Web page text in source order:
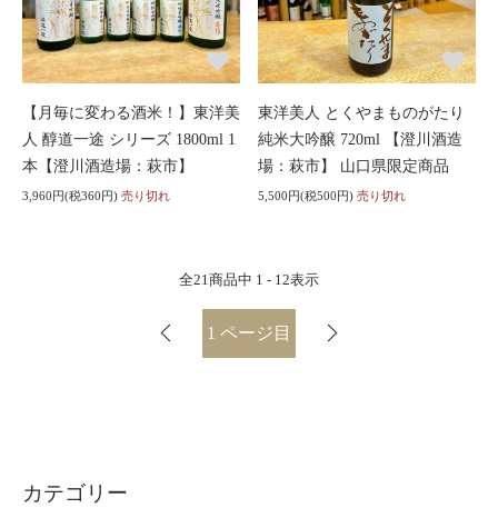
【月毎に変わる酒米！】東洋美
人 醇道一途 シリーズ 1800ml 1
本【澄川酒造場：萩市】
3,960円(税360円) 売り切れ
東洋美人 とくやまものがたり
純米大吟醸 720ml 【澄川酒造
場：萩市】 山口県限定商品
5,500円(税500円) 売り切れ
全21商品中 1 - 12表示
1 ページ目
カテゴリー